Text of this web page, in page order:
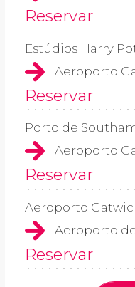
Reservar
Estúdios Harry
Aeroporto
Reservar
Porto de
Aeroporto
Reservar
Aeroporto
Aeroporto
Reservar